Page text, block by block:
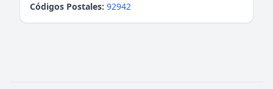
Códigos Postales: 92942